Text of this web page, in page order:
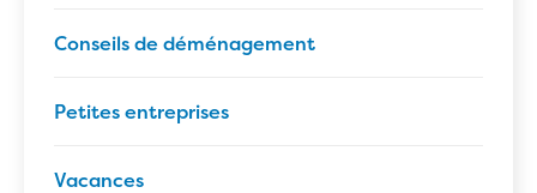
Conseils de déménagement
Petites entreprises
Vacances